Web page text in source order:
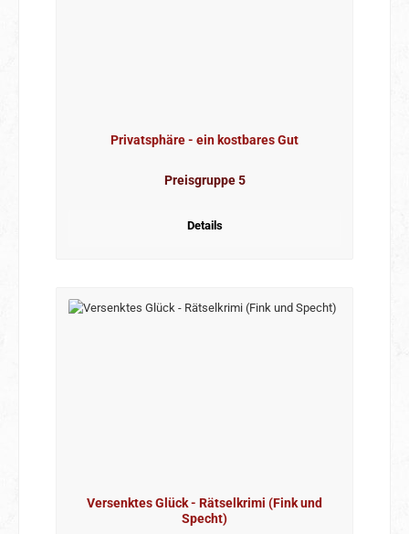
Privatsphäre - ein kostbares Gut
Preisgruppe 5
Details
Versenktes Glück - Rätselkrimi (Fink und
Specht)